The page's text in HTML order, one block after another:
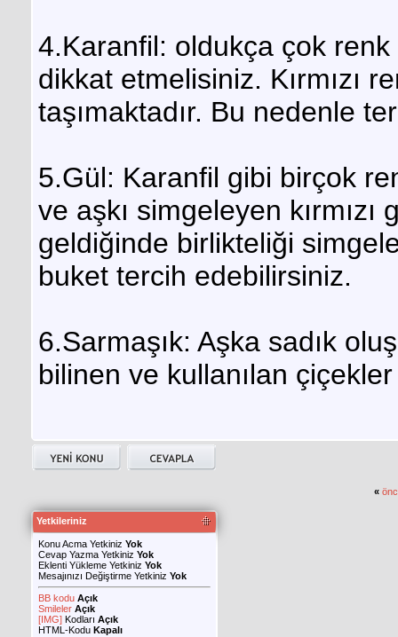
4.Karanfil: oldukça çok
dikkat etmelisiniz. Kırmızı
taşımaktadır. Bu nedenle
5.Gül: Karanfil gibi birçok
ve aşkı simgeleyen
geldiğinde birlikteliği
buket tercih edebilirsiniz.
6.Sarmaşık: Aşka sadık
bilinen ve kullanılan çiçekler
«
Yetkileriniz
Konu Acma Yetkiniz Yok
Cevap Yazma Yetkiniz Yok
Eklenti Yükleme Yetkiniz Yok
Mesajınızı Değiştirme Yetkiniz Yok
BB kodu Açık
Smileler Açık
[IMG] Kodları Açık
HTML-Kodu Kapalı